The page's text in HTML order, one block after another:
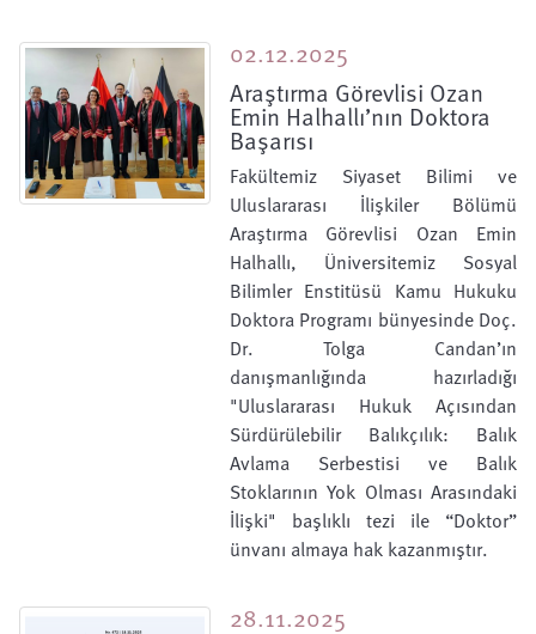
02.12.2025
Araştırma Görevlisi Ozan
Emin Halhallı’nın Doktora
Başarısı
Fakültemiz Siyaset Bilimi ve
Uluslararası İlişkiler Bölümü
Araştırma Görevlisi Ozan Emin
Halhallı, Üniversitemiz Sosyal
Bilimler Enstitüsü Kamu Hukuku
Doktora Programı bünyesinde Doç.
Dr. Tolga Candan’ın
danışmanlığında hazırladığı
"Uluslararası Hukuk Açısından
Sürdürülebilir Balıkçılık: Balık
Avlama Serbestisi ve Balık
Stoklarının Yok Olması Arasındaki
İlişki" başlıklı tezi ile “Doktor”
ünvanı almaya hak kazanmıştır.
28.11.2025